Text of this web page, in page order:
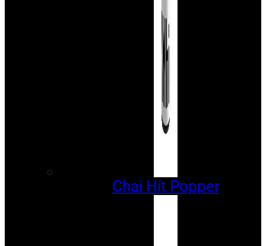
Chai Hít Popper